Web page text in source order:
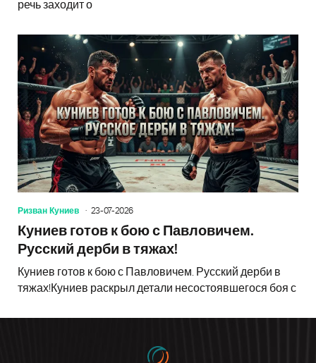
речь заходит о
Ризван Куниев 23-07-2026
Куниев готов к бою с Павловичем.
Русский дерби в тяжах!
Куниев готов к бою с Павловичем. Русский дерби в
тяжах!Куниев раскрыл детали несостоявшегося боя с